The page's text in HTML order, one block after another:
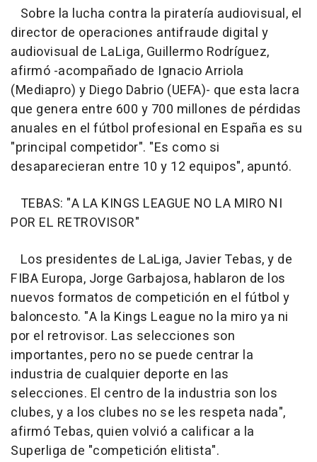
Sobre la lucha contra la piratería audiovisual, el
director de operaciones antifraude digital y
audiovisual de LaLiga, Guillermo Rodríguez,
afirmó -acompañado de Ignacio Arriola
(Mediapro) y Diego Dabrio (UEFA)- que esta lacra
que genera entre 600 y 700 millones de pérdidas
anuales en el fútbol profesional en España es su
"principal competidor". "Es como si
desaparecieran entre 10 y 12 equipos", apuntó.
TEBAS: "A LA KINGS LEAGUE NO LA MIRO NI
POR EL RETROVISOR"
Los presidentes de LaLiga, Javier Tebas, y de
FIBA Europa, Jorge Garbajosa, hablaron de los
nuevos formatos de competición en el fútbol y
baloncesto. "A la Kings League no la miro ya ni
por el retrovisor. Las selecciones son
importantes, pero no se puede centrar la
industria de cualquier deporte en las
selecciones. El centro de la industria son los
clubes, y a los clubes no se les respeta nada",
afirmó Tebas, quien volvió a calificar a la
Superliga de "competición elitista".